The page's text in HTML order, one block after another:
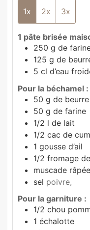
1x 2x 3x
1 pâte brisée
250 g de
125 g de
5 cl d’eau
Pour la béchamel :
50 g de beurre
50 g de farine
1/2 l de lait
1/2 cac de
1 gousse d’ail
1/2 fromage
muscade râpée
sel poivre,
Pour la garniture :
1/2 chou
1 échalotte